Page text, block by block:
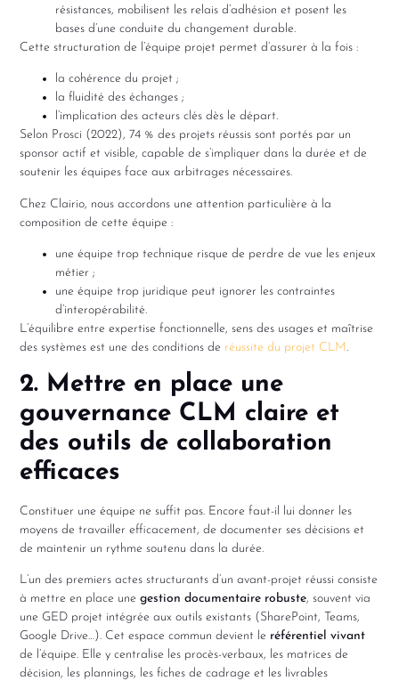
résistances, mobilisent les relais d’adhésion et posent les
bases d’une conduite du changement durable.
Cette structuration de l’équipe projet permet d’assurer à la fois :
la cohérence du projet ;
la fluidité des échanges ;
l’implication des acteurs clés dès le départ.
Selon Prosci (2022), 74 % des projets réussis sont portés par un
sponsor actif et visible, capable de s’impliquer dans la durée et de
soutenir les équipes face aux arbitrages nécessaires.
Chez Clairio, nous accordons une attention particulière à la
composition de cette équipe :
une équipe trop technique risque de perdre de vue les enjeux
métier ;
une équipe trop juridique peut ignorer les contraintes
d’interopérabilité.
L’équilibre entre expertise fonctionnelle, sens des usages et maîtrise
des systèmes est une des conditions de réussite du projet CLM.
2. Mettre en place une
gouvernance CLM claire et
des outils de collaboration
efficaces
Constituer une équipe ne suffit pas. Encore faut-il lui donner les
moyens de travailler efficacement, de documenter ses décisions et
de maintenir un rythme soutenu dans la durée.
L’un des premiers actes structurants d’un avant-projet réussi consiste
à mettre en place unegestion documentaire robuste, souvent via
une GED projet intégrée aux outils existants (SharePoint, Teams,
Google Drive…). Cet espace commun devient le référentiel vivant
de l’équipe. Elle y centralise les procès-verbaux, les matrices de
décision, les plannings, les fiches de cadrage et les livrables